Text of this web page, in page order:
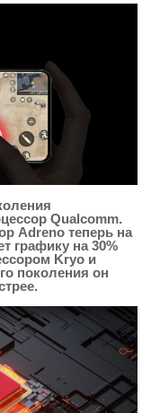
Qualcomm.
Adreno теперь на
графику на 30%
Kryo и
поколения он